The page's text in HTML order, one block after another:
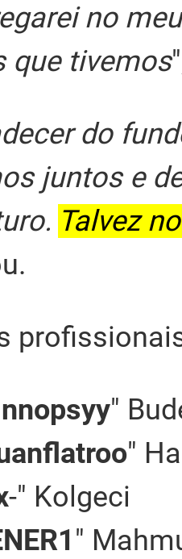
no
que tivemos
do
juntos e
Talvez
"
"
-⁠" Kolgeci
"